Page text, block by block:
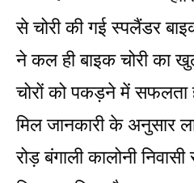
से चोरी की गई स्पलैंडर
ने कल ही बाइक चोरी का
चोरों को पकड़ने में सफलता
मिल जानकारी के
रोड़ बंगाली कालोनी